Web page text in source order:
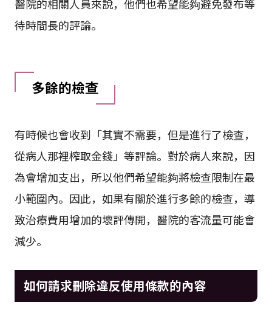
醫院的相關人員來說，他們也希望能夠避免發布等
待時間長的評論。
多餘的檢查
有時候也會收到「其實不需要，但是進行了檢查，
從病人那裡榨取金錢」等評論。對於病人來說，因
為會增加支出，所以他們希望能夠將檢查限制在最
小範圍內。因此，如果有關於進行多餘的檢查，導
致治療費用增加的壞評傳開，醫院的客流量可能會
減少。
如何請求刪除違反使用條款的內容